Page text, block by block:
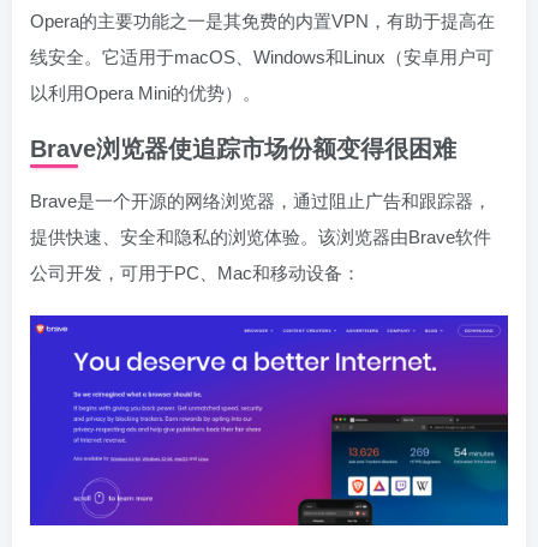
Opera的主要功能之一是其免费的内置VPN，有助于提高在
线安全。它适用于macOS、Windows和Linux（安卓用户可
以利用Opera Mini的优势）。
Brave浏览器使追踪市场份额变得很困难
Brave是一个开源的网络浏览器，通过阻止广告和跟踪器，
提供快速、安全和隐私的浏览体验。该浏览器由Brave软件
公司开发，可用于PC、Mac和移动设备：